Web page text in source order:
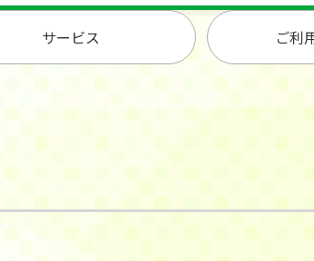
サービス ご利